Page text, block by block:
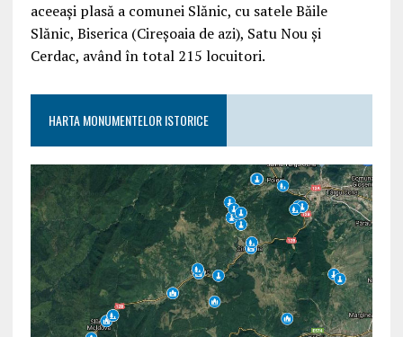
aceeași plasă a comunei Slănic, cu satele Băile
Slănic, Biserica (Cireșoaia de azi), Satu Nou și
Cerdac, având în total 215 locuitori.
HARTA MONUMENTELOR ISTORICE